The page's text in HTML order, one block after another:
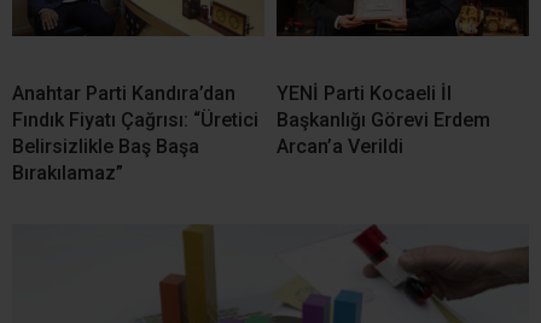
Anahtar Parti Kandıra’dan
Fındık Fiyatı Çağrısı: “Üretici
Belirsizlikle Baş Başa
Bırakılamaz”
YENİ Parti Kocaeli İl
Başkanlığı Görevi Erdem
Arcan’a Verildi